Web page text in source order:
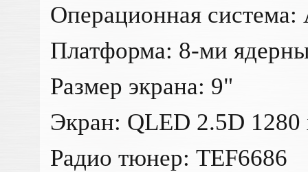
Операционная
Платформа: 8-ми
Размер экрана: 9"
Экран: QLED 2.5D 1280
Радио тюнер: TEF6686